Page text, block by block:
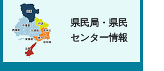
県民局・県民
センター情報